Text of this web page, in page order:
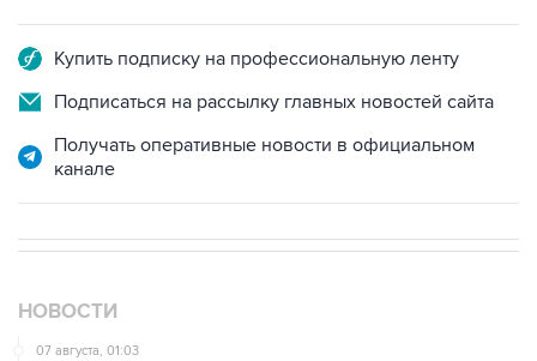
Купить подписку на профессиональную ленту
Подписаться на рассылку главных новостей сайта
Получать оперативные новости в официальном
канале
НОВОСТИ
07 августа, 01:03